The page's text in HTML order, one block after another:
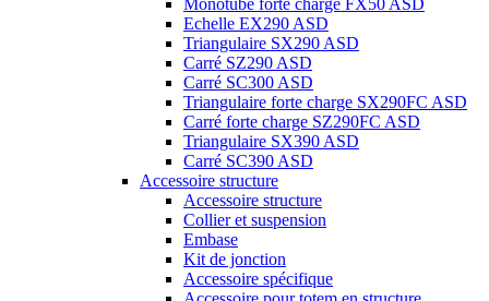
Monotube forte charge FX50 ASD
Echelle EX290 ASD
Triangulaire SX290 ASD
Carré SZ290 ASD
Carré SC300 ASD
Triangulaire forte charge SX290FC ASD
Carré forte charge SZ290FC ASD
Triangulaire SX390 ASD
Carré SC390 ASD
Accessoire structure
Accessoire structure
Collier et suspension
Embase
Kit de jonction
Accessoire spécifique